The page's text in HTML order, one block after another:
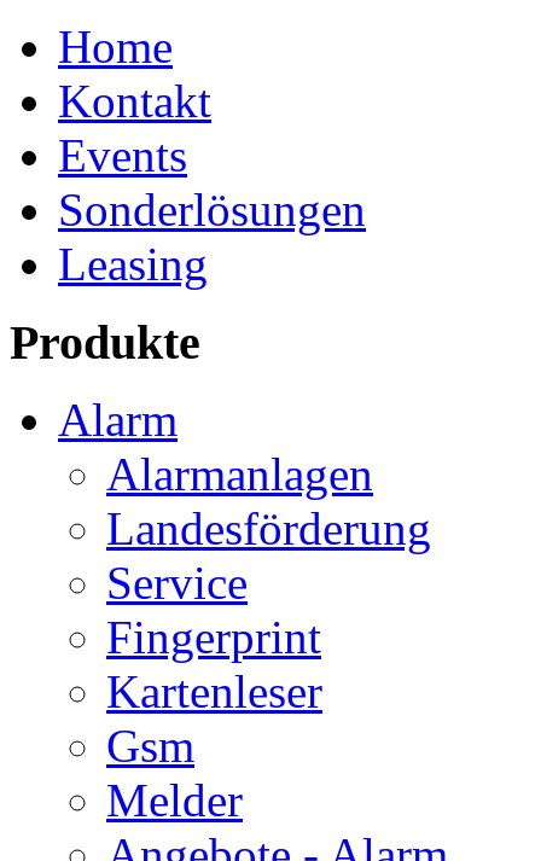
Home
Kontakt
Events
Sonderlösungen
Leasing
Produkte
Alarm
Alarmanlagen
Landesförderung
Service
Fingerprint
Kartenleser
Gsm
Melder